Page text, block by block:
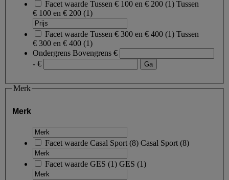
Facet waarde Tussen € 100 en € 200 (1) Tussen
€ 100 en € 200 (1)
Facet waarde Tussen € 300 en € 400 (1) Tussen
€ 300 en € 400 (1)
Ondergrens Bovengrens €
- €
Merk
Merk
Facet waarde Casal Sport(8) Casal Sport(8)
Facet waarde GES (1) GES (1)